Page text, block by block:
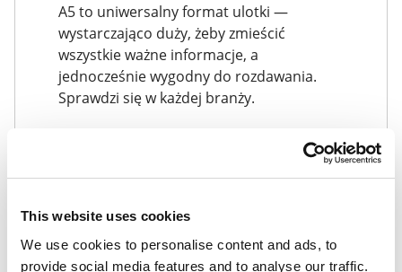
This website uses cookies
We use cookies to personalise content and ads, to
provide social media features and to analyse our traffic.
A5 to uniwersalny format ulotki —
wystarczająco duży, żeby zmieścić
wszystkie ważne informacje, a
jednocześnie wygodny do rozdawania.
Sprawdzi się w każdej branży.